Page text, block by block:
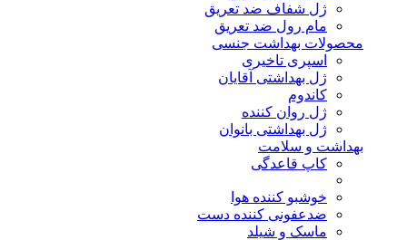
ژل شفاف ضد تعریق
مام رول ضد تعریق
محصولات بهداشت جنسی
اسپری تاخیری
ژل بهداشتی آقایان
کاندوم
ژل روان کننده
ژل بهداشتی بانوان
بهداشت و سلامت
کاپ قاعدگی
خوشبو کننده هوا
ضدعفونی کننده دست
ماسک و شیلد